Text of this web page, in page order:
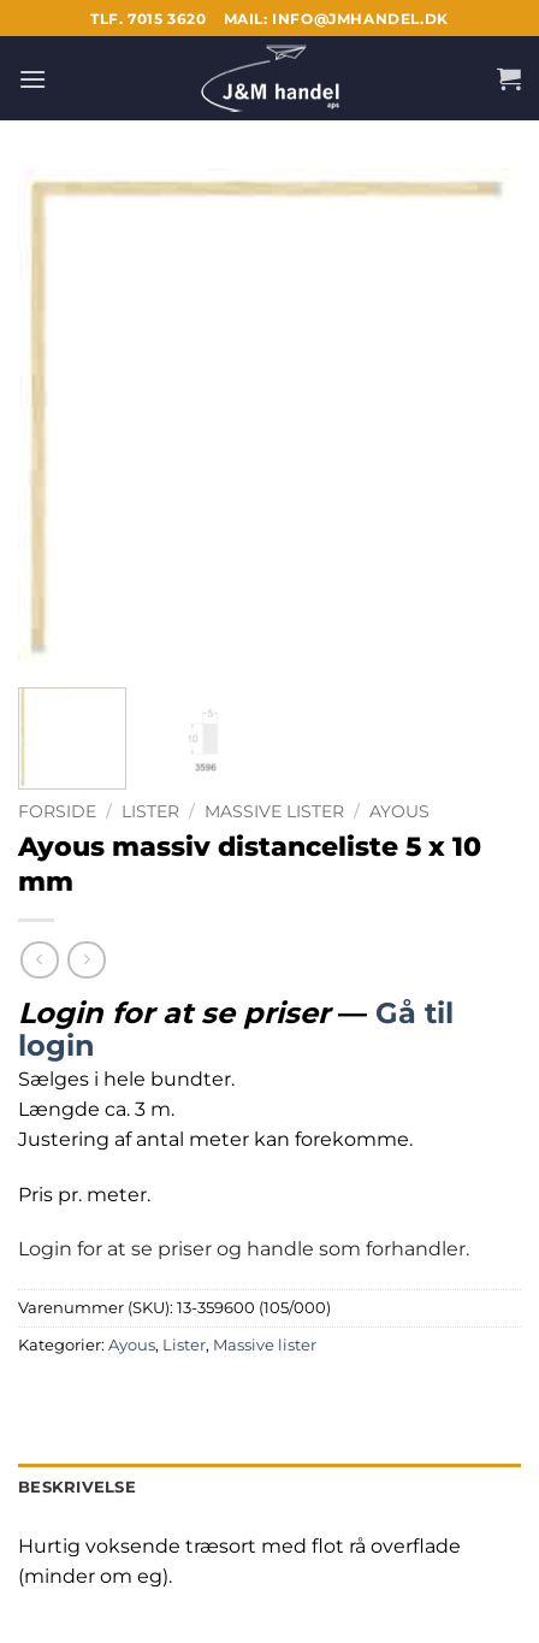
til
indhold
TLF. 7015 3620 MAIL: INFO@JMHANDEL.DK
FORSIDE / LISTER / MASSIVE LISTER / AYOUS
Ayous massiv distanceliste 5 x 10
mm
Login for at se priser— Gå til
login
Sælges i hele bundter.
Længde ca. 3 m.
Justering af antal meter kan forekomme.
Pris pr. meter.
Login for at se priser og handle som forhandler.
Varenummer (SKU): 13-359600 (105/000)
Kategorier: Ayous, Lister, Massive lister
BESKRIVELSE
Hurtig voksende træsort med flot rå overflade
(minder om eg).